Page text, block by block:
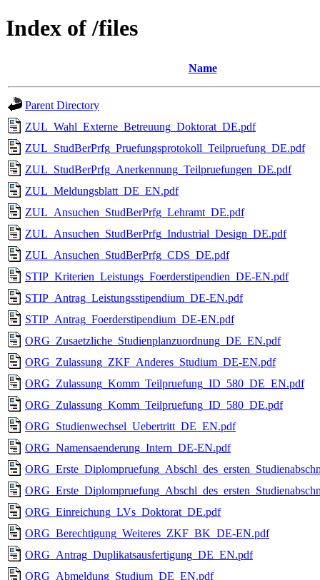
Index of /files
Name
Parent Directory
ZUL_Wahl_Externe_Betreuung_Doktorat_DE.pdf
ZUL_StudBerPrfg_Pruefungsprotokoll_Teilpruefung_DE.pdf
ZUL_StudBerPrfg_Anerkennung_Teilpruefungen_DE.pdf
ZUL_Meldungsblatt_DE_EN.pdf
ZUL_Ansuchen_StudBerPrfg_Lehramt_DE.pdf
ZUL_Ansuchen_StudBerPrfg_Industrial_Design_DE.pdf
ZUL_Ansuchen_StudBerPrfg_CDS_DE.pdf
STIP_Kriterien_Leistungs_Foerderstipendien_DE-EN.pdf
STIP_Antrag_Leistungsstipendium_DE-EN.pdf
STIP_Antrag_Foerderstipendium_DE-EN.pdf
ORG_Zusaetzliche_Studienplanzuordnung_DE_EN.pdf
ORG_Zulassung_ZKF_Anderes_Studium_DE-EN.pdf
ORG_Zulassung_Komm_Teilpruefung_ID_580_DE_EN.pdf
ORG_Zulassung_Komm_Teilpruefung_ID_580_DE.pdf
ORG_Studienwechsel_Uebertritt_DE_EN.pdf
ORG_Namensaenderung_Intern_DE-EN.pdf
ORG_Einreichung_LVs_Doktorat_DE.pdf
ORG_Berechtigung_Weiteres_ZKF_BK_DE-EN.pdf
ORG_Antrag_Duplikatsausfertigung_DE_EN.pdf
ORG_Abmeldung_Studium_DE_EN.pdf